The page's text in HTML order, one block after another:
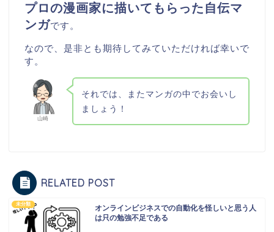
プロの漫画家に描いてもらった自伝マ
ンガです。
なので、是非とも期待してみていただければ幸いで
す。
山崎
それでは、またマンガの中でお会いし
ましょう！
RELATED POST
未分類
オンラインビジネスでの自動化を怪しいと思う人
は只の勉強不足である